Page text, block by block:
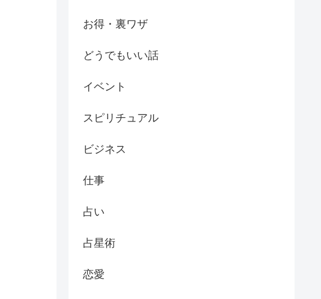
お得・裏ワザ
どうでもいい話
イベント
スピリチュアル
ビジネス
仕事
占い
占星術
恋愛